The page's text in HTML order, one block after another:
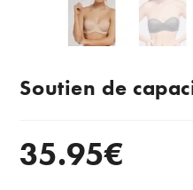
Soutien de
35.95€